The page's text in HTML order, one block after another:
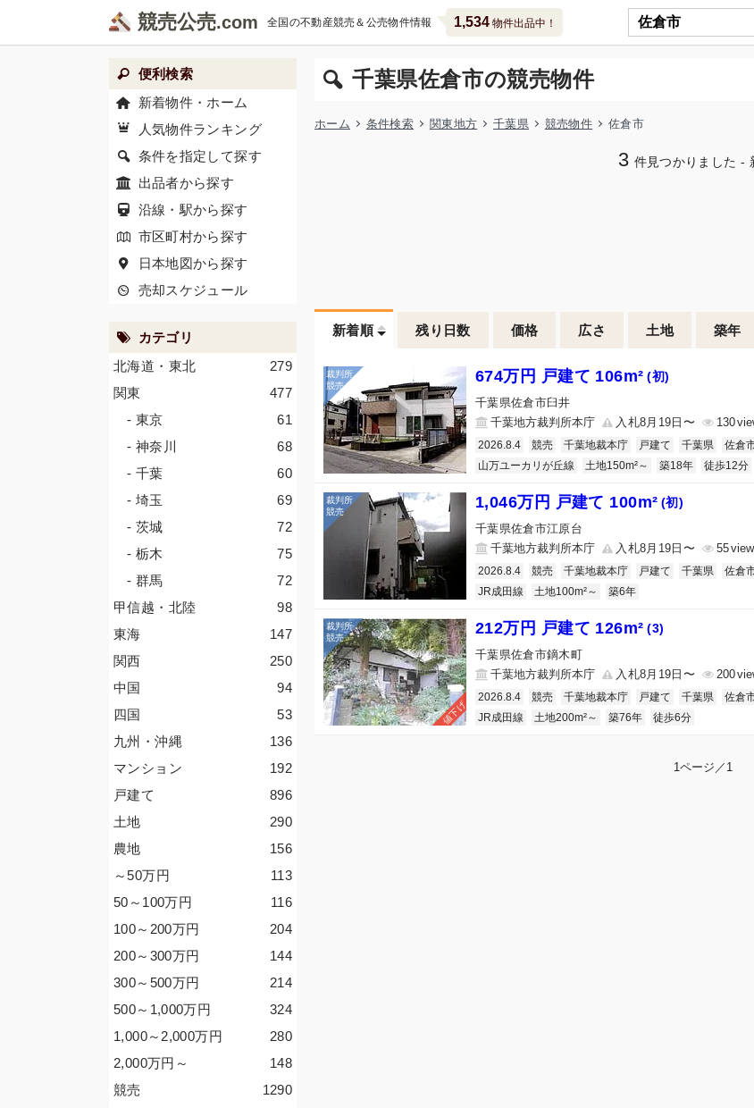
競売公売 全国の不動産競売＆公売物件情報 1,534物件出品中！
千葉県佐倉市の競売物件
ホーム 条件検索 関東地方 千葉県 競売物件 佐倉市
3 件見つかりました -
新着順 残り日数 価格 広さ 土地 築年
674万円 戸建て 106m² (初)
千葉県佐倉市臼井
千葉地方裁判所本庁
入札8月19日〜 130
2026.8.4 競売 千葉地裁本庁 戸建て 千葉県 佐倉
山万ユーカリが丘線
土地150m²～ 築18年 徒歩12分
1,046万円 戸建て 100m² (初)
千葉県佐倉市江原台
千葉地方裁判所本庁
入札8月19日〜 55
2026.8.4 競売 千葉地裁本庁 戸建て 千葉県 佐倉
JR成田線
土地100m²～ 築6年
値下げ
212万円 戸建て 126m² (3)
千葉県佐倉市鏑木町
千葉地方裁判所本庁
入札8月19日〜 200
2026.8.4 競売 千葉地裁本庁 戸建て 千葉県 佐倉
JR成田線
土地200m²～ 築76年 徒歩6分
1ページ／1
便利検索
新着物件・ホーム
人気物件ランキング
条件を指定して探す
出品者から探す
沿線・駅から探す
市区町村から探す
日本地図から探す
売却スケジュール
カテゴリ
279
北海道・東北
477
関東
61
- 東京
68
- 神奈川
60
- 千葉
69
- 埼玉
72
- 茨城
75
- 栃木
72
- 群馬
98
甲信越・北陸
147
東海
250
関西
94
中国
53
四国
136
九州・沖縄
192
マンション
896
戸建て
290
土地
156
農地
113
～50万円
116
50～100万円
204
100～200万円
144
200～300万円
214
300～500万円
324
500～1,000万円
280
1,000～2,000万円
148
2,000万円 ～
1290
競売